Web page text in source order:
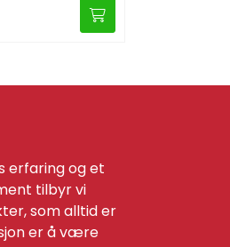
erfaring og et
tilbyr vi
som alltid er
er å være